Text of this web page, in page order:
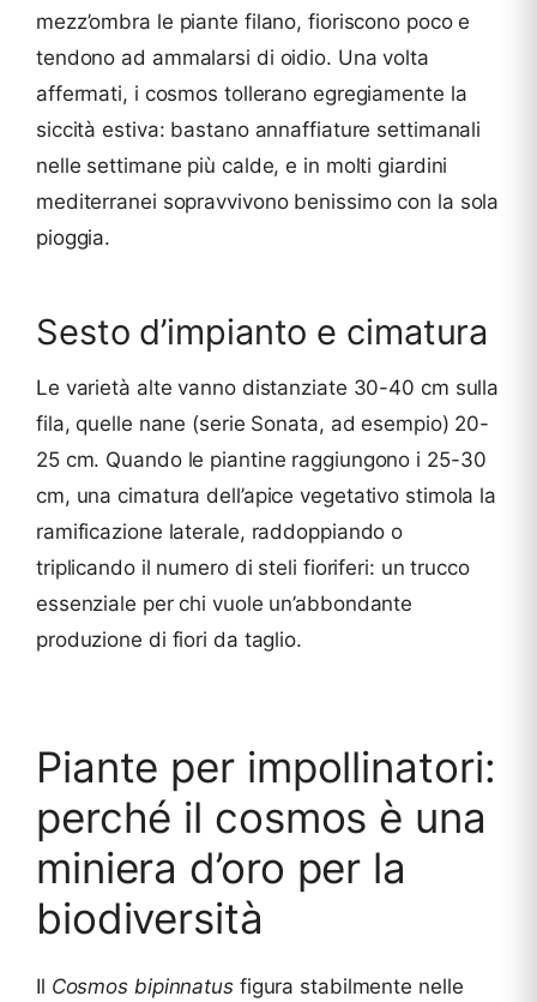
mezz’ombra le piante filano, fioriscono poco e
tendono ad ammalarsi di oidio. Una volta
affermati, i cosmos tollerano egregiamente la
siccità estiva: bastano annaffiature settimanali
nelle settimane più calde, e in molti giardini
mediterranei sopravvivono benissimo con la sola
pioggia.
Sesto d’impianto e cimatura
Le varietà alte vanno distanziate 30-40 cm sulla
fila, quelle nane (serie Sonata, ad esempio) 20-
25 cm. Quando le piantine raggiungono i 25-30
cm, una cimatura dell’apice vegetativo stimola la
ramificazione laterale, raddoppiando o
triplicando il numero di steli fioriferi: un trucco
essenziale per chi vuole un’abbondante
produzione di fiori da taglio.
Piante per impollinatori:
perché il cosmos è una
miniera d’oro per la
biodiversità
Il Cosmos bipinnatusfigura stabilmente nelle